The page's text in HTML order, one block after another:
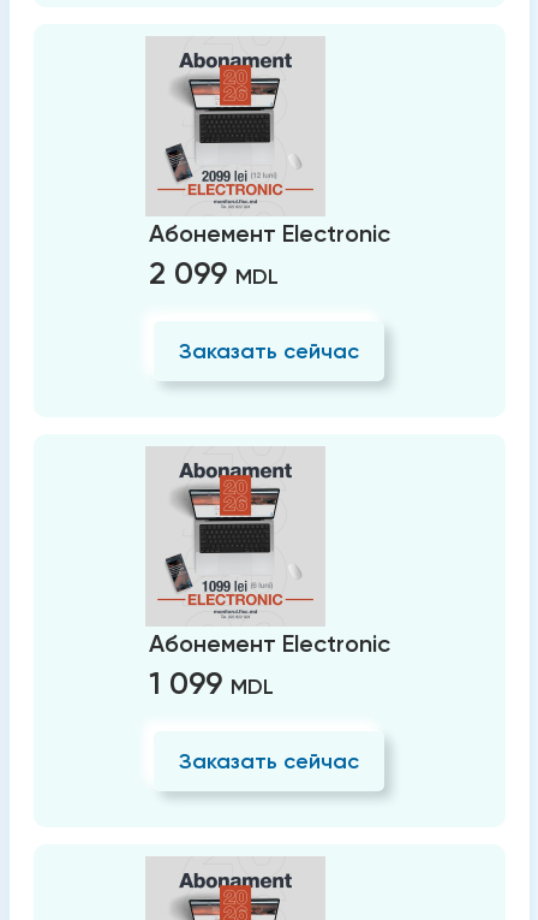
Абонемент Electronic
2 099 MDL
Заказать сейчас
Абонемент Electronic
1 099 MDL
Заказать сейчас